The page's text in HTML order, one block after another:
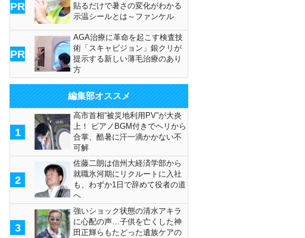
PR
貼るだけで暑さの変化がわかる
示温シールとは～ファンケル
PR
AGA治療に革命を起こす検査技
術「スキャビジョン」銀クリが
提示する新しい薄毛治療のあり
方
編集部オススメ
1
高市首相“被災地利用PV”が大炎
上！ ピアノBGM付きでヘリから
合掌、酷暑に汗一滴かかない不
可解
2
佐藤二朗は信州大経済学部から
就職氷河期にリクルートに入社
も、わずか1日で辞めて役者の道
へ
3
強いショック状態の清水アキラ
に心配の声…子供を亡くした神
田正輝らもたどった遺族ケアの